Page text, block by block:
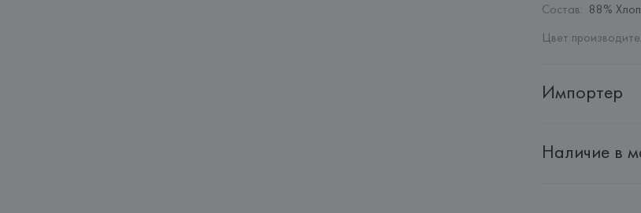
Состав: 88%
Цвет
Импортер
Адрес:
Наличие в